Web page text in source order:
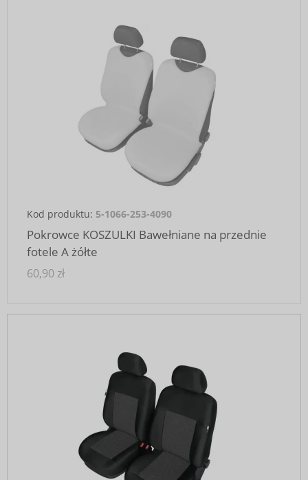
Kod produktu: 5-1066-253-4090
Pokrowce KOSZULKI Bawełniane na przednie
fotele A żółte
60,90 zł